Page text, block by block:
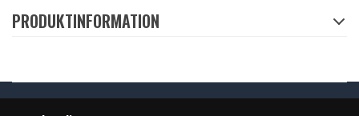
PRODUKTINFORMATION